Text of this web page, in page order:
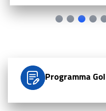
Programma Gol